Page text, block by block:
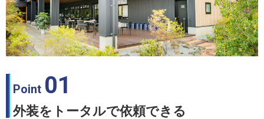
Point 01
外装をトータルで依頼できる